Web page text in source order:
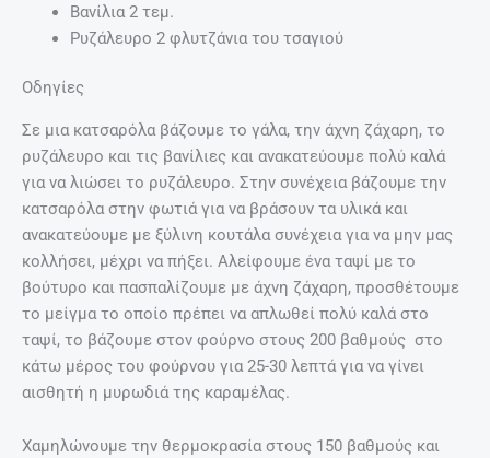
Βανίλια 2 τεμ.
Ρυζάλευρο 2 φλυτζάνια του τσαγιού
Οδηγίες
Σε μια κατσαρόλα βάζουμε το γάλα, την άχνη ζάχαρη, το
ρυζάλευρο και τις βανίλιες και ανακατεύουμε πολύ καλά
για να λιώσει το ρυζάλευρο. Στην συνέχεια βάζουμε την
κατσαρόλα στην φωτιά για να βράσουν τα υλικά και
ανακατεύουμε με ξύλινη κουτάλα συνέχεια για να μην μας
κολλήσει, μέχρι να πήξει. Αλείφουμε ένα ταψί με το
βούτυρο και πασπαλίζουμε με άχνη ζάχαρη, προσθέτουμε
το μείγμα το οποίο πρέπει να απλωθεί πολύ καλά στο
ταψί, το βάζουμε στον φούρνο στους 200 βαθμούς στο
κάτω μέρος του φούρνου για 25-30 λεπτά για να γίνει
αισθητή η μυρωδιά της καραμέλας.
Χαμηλώνουμε την θερμοκρασία στους 150 βαθμούς και